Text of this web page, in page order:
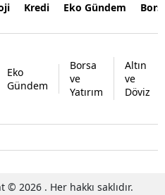
Kredi Eko Gündem
Eko
Gündem
Borsa
ve
Yatırım
Altın
ve
Döviz
© 2026 . Her hakkı saklıdır.